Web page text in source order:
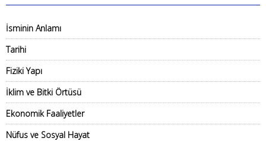
İsminin Anlamı
Tarihi
Fiziki Yapı
İklim ve Bitki Örtüsü
Ekonomik Faaliyetler
Nüfus ve Sosyal Hayat